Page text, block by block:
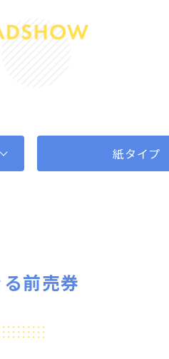
紙タイプ
前売券